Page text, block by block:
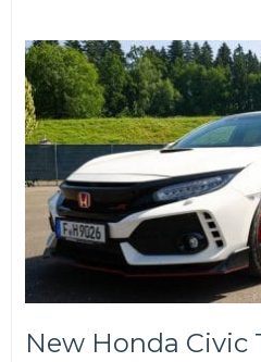
New Honda Civic